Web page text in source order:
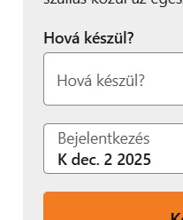
a kerekesszékes
(Wheelchair
januárjától lesznek
lehetőséggel. A 6 és 7
ezt követően, 2027
Ezek a fejlesztések
mint rendkívül
amely egyaránt képes